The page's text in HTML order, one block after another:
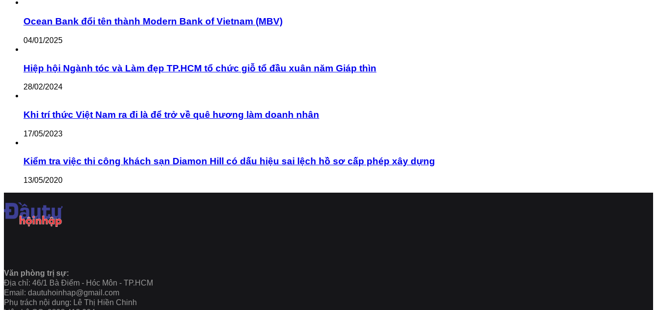
Ocean Bank đổi tên thành Modern Bank of Vietnam (MBV)
04/01/2025
Hiệp hội Ngành tóc và Làm đẹp TP.HCM tổ chức giỗ tổ đầu xuân năm Giáp thìn
28/02/2024
Khi trí thức Việt Nam ra đi là để trở về quê hương làm doanh nhân
17/05/2023
Kiểm tra việc thi công khách sạn Diamon Hill có dấu hiệu sai lệch hồ sơ cấp phép xây dựng
13/05/2020
Văn phòng trị sự:
Địa chỉ: 46/1 Bà Điểm - Hóc Môn - TP.HCM
Email: dautuhoinhap@gmail.com
Phụ trách nội dung: Lê Thị Hiền Chinh